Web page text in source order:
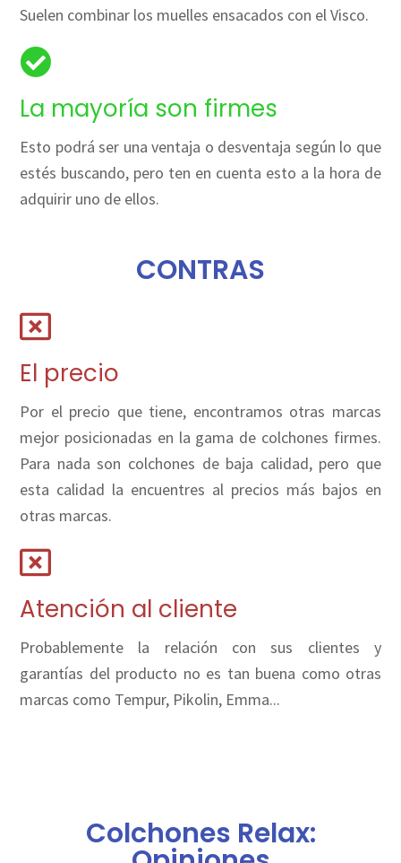
Suelen combinar los muelles ensacados con el Visco.
La mayoría son firmes
Esto podrá ser una ventaja o desventaja según lo que
estés buscando, pero ten en cuenta esto a la hora de
adquirir uno de ellos.
CONTRAS
El precio
Por el precio que tiene, encontramos otras marcas
mejor posicionadas en la gama de colchones firmes.
Para nada son colchones de baja calidad, pero que
esta calidad la encuentres al precios más bajos en
otras marcas.
Atención al cliente
Probablemente la relación con sus clientes y
garantías del producto no es tan buena como otras
marcas como Tempur, Pikolin, Emma...
Colchones Relax: